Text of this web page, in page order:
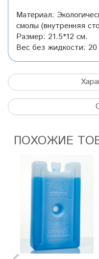
Материал:
смолы (внутренняя
Размер: 21.5*12 см.
Вес без жидкости: 20
ПОХОЖИЕ